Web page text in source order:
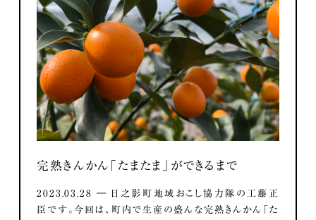
完熟きんかん「たまたま」ができるまで
2023.03.28 ― 日之影町地域おこし協力隊の工藤正
臣です。今回は、町内で生産の盛んな完熟きんかん「た